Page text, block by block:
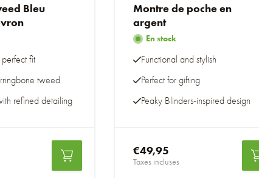
SB
SEBASTIEN BOUVIER
Produit de qualité mais
mais du 59 aurait été
Eine sehr schöne
Bleu
fit
tweed
refined detailing
Montre de poche en
argent
En stock
Functional and stylish
Perfect for gifting
Peaky Blinders-inspired design
€49,95
Taxes incluses